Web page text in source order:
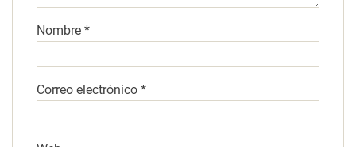
Nombre *
Correo electrónico *